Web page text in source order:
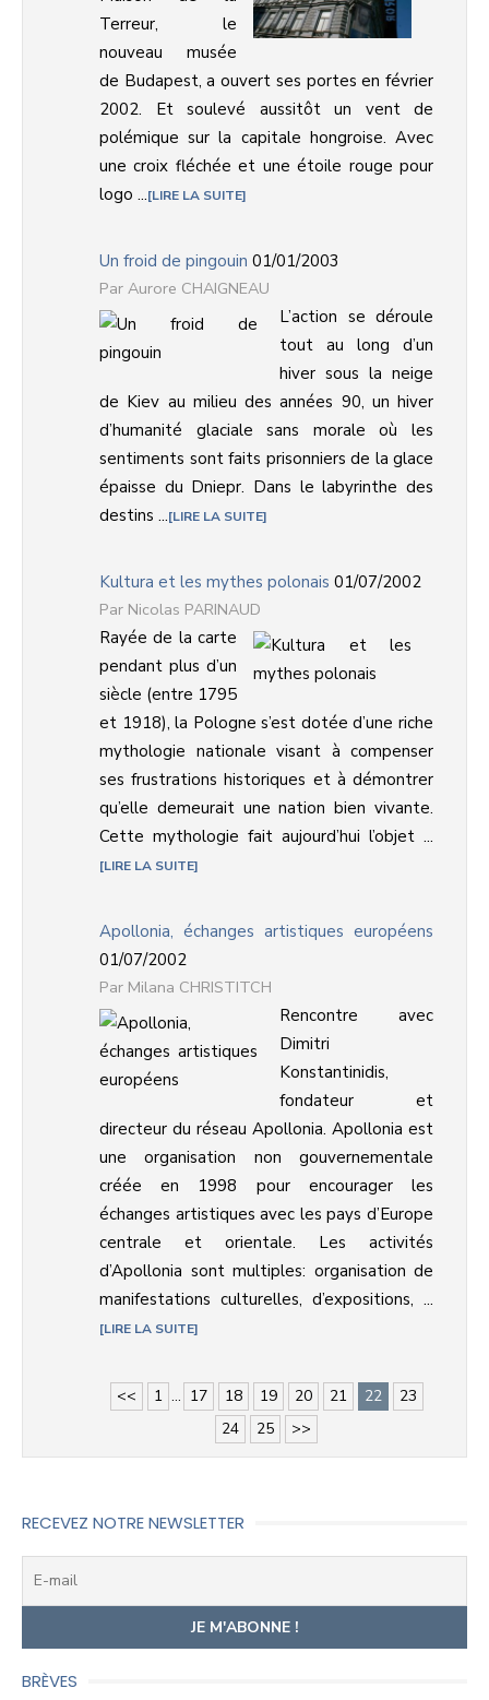
Terreur, le
nouveau musée
de Budapest, a ouvert ses portes en février
2002. Et soulevé aussitôt un vent de
polémique sur la capitale hongroise. Avec
une croix fléchée et une étoile rouge pour
logo ... LIRE LA SUITE
Un froid de pingouin 01/01/2003
Aurore CHAIGNEAU
L’action se déroule
tout au long d’un
hiver sous la neige
de Kiev au milieu des années 90, un hiver
d’humanité glaciale sans morale où les
sentiments sont faits prisonniers de la glace
épaisse du Dniepr. Dans le labyrinthe des
destins ... LIRE LA SUITE
Kultura et les mythes polonais 01/07/2002
Nicolas PARINAUD
Rayée de la carte
pendant plus d’un
siècle (entre 1795
et 1918), la Pologne s’est dotée d’une riche
mythologie nationale visant à compenser
ses frustrations historiques et à démontrer
qu’elle demeurait une nation bien vivante.
Cette mythologie fait aujourd’hui l’objet ...
LIRE LA SUITE
Apollonia, échanges artistiques européens
01/07/2002
Milana CHRISTITCH
Rencontre avec
Dimitri
Konstantinidis,
fondateur et
directeur du réseau Apollonia. Apollonia est
une organisation non gouvernementale
créée en 1998 pour encourager les
échanges artistiques avec les pays d’Europe
centrale et orientale. Les activités
d’Apollonia sont multiples: organisation de
manifestations culturelles, d’expositions, ...
LIRE LA SUITE
<< 1 ... 17 18 19 20 21 22
23
24
25 >>
RECEVEZ NOTRE NEWSLETTER
BRÈVES